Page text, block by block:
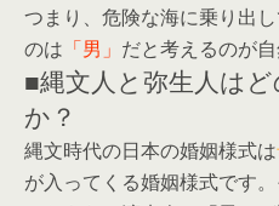
つまり、危険な海に乗り出
のは 「男」 だと考えるのが自
■縄文人と弥生人は
か？
縄文時代の日本の婚姻様式は
が入ってくる婚姻様式です